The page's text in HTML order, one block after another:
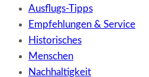
Ausflugs-Tipps
Empfehlungen & Service
Historisches
Menschen
Nachhaltigkeit